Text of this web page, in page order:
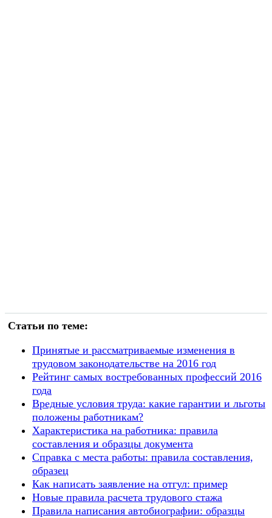
Статьи по теме:
Принятые и рассматриваемые изменения в
трудовом законодательстве на 2016 год
Рейтинг самых востребованных профессий 2016
года
Вредные условия труда: какие гарантии и льготы
положены работникам?
Характеристика на работника: правила
составления и образцы документа
Справка с места работы: правила составления,
образец
Как написать заявление на отгул: пример
Новые правила расчета трудового стажа
Правила написания автобиографии: образцы